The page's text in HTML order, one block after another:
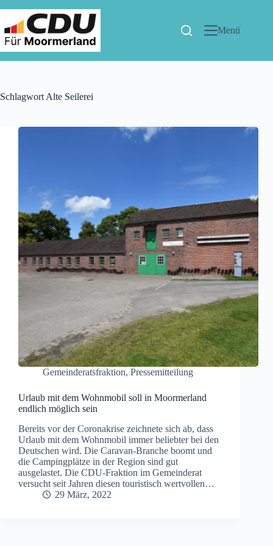
Menü
Schlagwort Alte Seilerei
Gemeinderatsfraktion, Pressemitteilung
Urlaub mit dem Wohnmobil soll in Moormerland
endlich möglich sein
Bereits vor der Coronakrise zeichnete sich ab, dass
Urlaub mit dem Wohnmobil immer beliebter bei den
Deutschen wird. Die Caravan-Branche boomt und
die Campingplätze in der Region sind gut
ausgelastet. Die CDU-Fraktion im Gemeinderat
versucht seit Jahren diesen touristisch wertvollen…
29 März, 2022